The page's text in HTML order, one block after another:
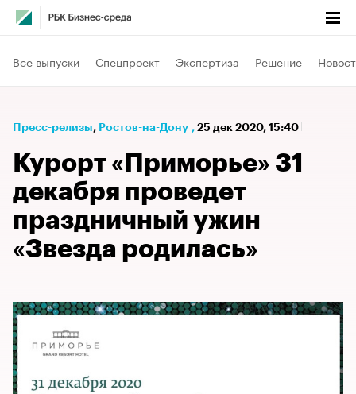
Все выпуски Спецпроект Экспертиза Решение
Пресс-релизы⁠, Ростов-на-Дону , 25 дек 2020, 15:40
Курорт «Приморье» 31
декабря проведет
праздничный ужин
«Звезда родилась»